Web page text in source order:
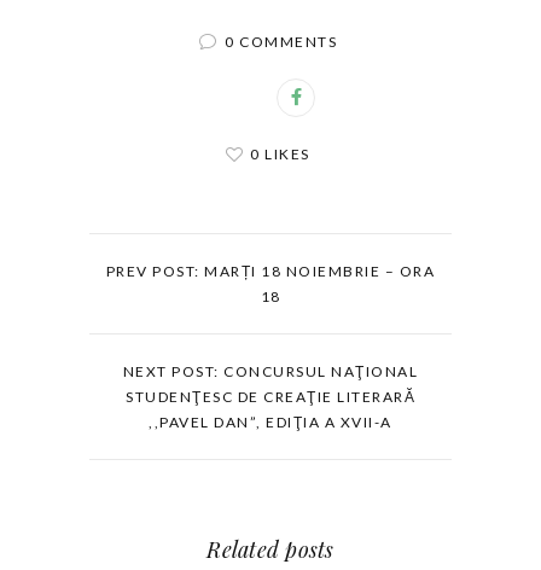
0 COMMENTS
0 LIKES
PREV POST: MARȚI 18 NOIEMBRIE – ORA
18
NEXT POST: CONCURSUL NAŢIONAL
STUDENŢESC DE CREAŢIE LITERARĂ
,,PAVEL DAN”, EDIŢIA A XVII-A
Related posts